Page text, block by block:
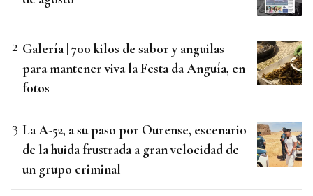
Galería | 700 kilos de sabor y anguilas
para mantener viva la Festa da Anguía, en
fotos
La A-52, a su paso por Ourense, escenario
de la huida frustrada a gran velocidad de
un grupo criminal